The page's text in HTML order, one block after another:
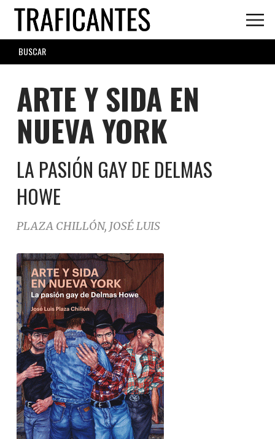
Skip
main
content
SEARCH
FORM
ARTE Y SIDA EN
NUEVA YORK
LA PASIÓN GAY DE DELMAS
HOWE
PLAZA CHILLÓN, JOSÉ LUIS